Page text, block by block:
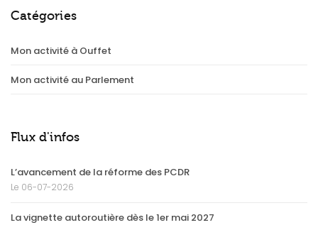
Catégories
Mon activité à Ouffet
Mon activité au Parlement
Flux d'infos
L’avancement de la réforme des PCDR
Le 06-07-2026
La vignette autoroutière dès le 1er mai 2027